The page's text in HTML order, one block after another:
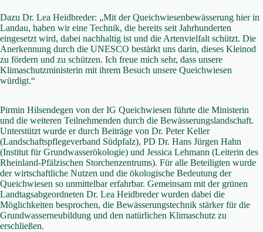
Dazu Dr. Lea Heidbreder: „Mit der Queichwiesenbewässerung hier in
Landau, haben wir eine Technik, die bereits seit Jahrhunderten
eingesetzt wird, dabei nachhaltig ist und die Artenvielfalt schützt. Die
Anerkennung durch die UNESCO bestärkt uns darin, dieses Kleinod
zu fördern und zu schützen. Ich freue mich sehr, dass unsere
Klimaschutzministerin mit ihrem Besuch unsere Queichwiesen
würdigt.“
Pirmin Hilsendegen von der IG Queichwiesen führte die Ministerin
und die weiteren Teilnehmenden durch die Bewässerungslandschaft.
Unterstützt wurde er durch Beiträge von Dr. Peter Keller
(Landschaftspflegeverband Südpfalz), PD Dr. Hans Jürgen Hahn
(Institut für Grundwasserökologie) und Jessica Lehmann (Leiterin des
Rheinland-Pfälzischen Storchenzentrums). Für alle Beteiligten wurde
der wirtschaftliche Nutzen und die ökologische Bedeutung der
Queichwiesen so unmittelbar erfahrbar. Gemeinsam mit der grünen
Landtagsabgeordneten Dr. Lea Heidbreder wurden dabei die
Möglichkeiten besprochen, die Bewässerungstechnik stärker für die
Grundwasserneubildung und den natürlichen Klimaschutz zu
erschließen.